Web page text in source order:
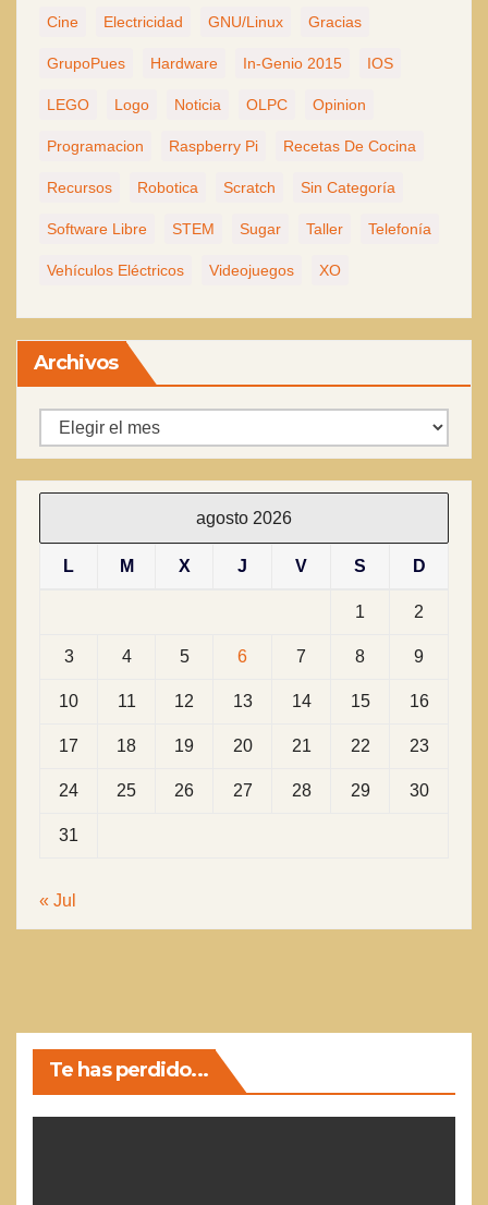
Cine Electricidad GNU/Linux Gracias
GrupoPues Hardware In-Genio 2015 IOS
LEGO Logo Noticia OLPC Opinion
Programacion Raspberry Pi Recetas De Cocina
Recursos Robotica Scratch Sin Categoría
Software Libre STEM Sugar Taller Telefonía
Vehículos Eléctricos Videojuegos XO
Archivos
Archivos
agosto 2026
L M X J V S D
1 2
3 4 5 6 7 8 9
10 11 12 13 14 15 16
17 18 19 20 21 22 23
24 25 26 27 28 29 30
31
« Jul
Te has perdido...